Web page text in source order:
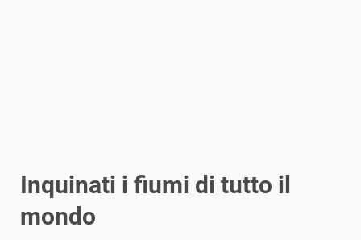
Inquinati i fiumi di tutto il
mondo